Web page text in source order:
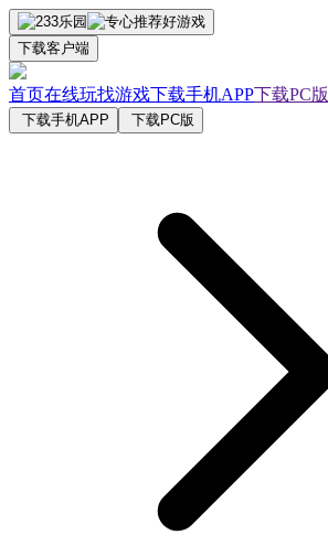
下载客户端
首页在线玩找游戏下载手机APP下载PC版
下载手机APP 下载PC版